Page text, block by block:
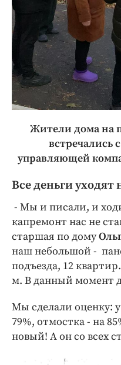
Жители дома на
встречались
управляющей
Все деньги уходят
- Мы и писали, и
капремонт нас не
старшая по дому
наш небольшой -
подъезда, 12
м. В данный момент
Мы сделали оценку:
79%, отмостка - на
новый! А он со всех